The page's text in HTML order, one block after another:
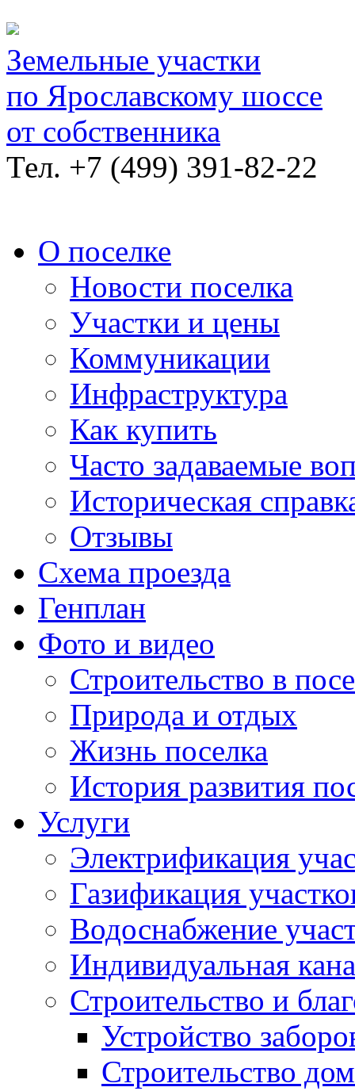
Земельные участки
по Ярославскому шоссе
от собственника
Тел. +7 (499) 391-82-22
О поселке
Новости поселка
Участки и цены
Коммуникации
Инфраструктура
Как купить
Часто задаваемые
Историческая
Отзывы
Схема проезда
Генплан
Фото и видео
Строительство в
Природа и отдых
Жизнь поселка
История развития
Услуги
Электрификация
Газификация
Водоснабжение
Индивидуальная
Строительство и
Устройство
Строительство